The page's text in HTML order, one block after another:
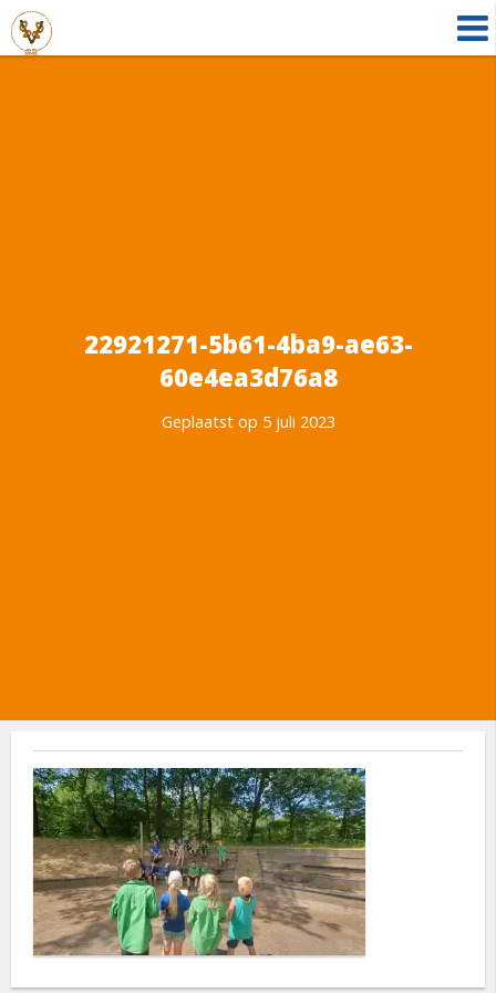
22921271-5b61-4ba9-ae63-
60e4ea3d76a8
Geplaatst op 5 juli 2023